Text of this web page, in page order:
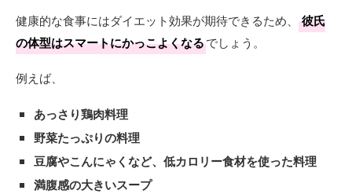
健康的な食事にはダイエット効果が期待できるため、
彼氏
の体型はスマートにかっこよくなるでしょう。
例えば、
あっさり鶏肉料理
野菜たっぷりの料理
豆腐やこんにゃくなど、低カロリー食材を使った料理
満腹感の大きいスープ